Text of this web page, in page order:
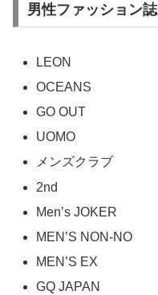
男性ファッション誌
LEON
OCEANS
GO OUT
UOMO
メンズクラブ
2nd
Men’s JOKER
MEN’S NON-NO
MEN’S EX
GQ JAPAN